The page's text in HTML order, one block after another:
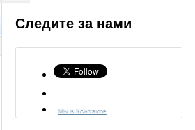
Следите за нами
Мы в Контакте